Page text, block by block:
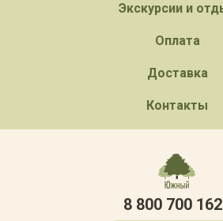
Экскурсии и
Оплата
Доставка
Контакты
8 800 700